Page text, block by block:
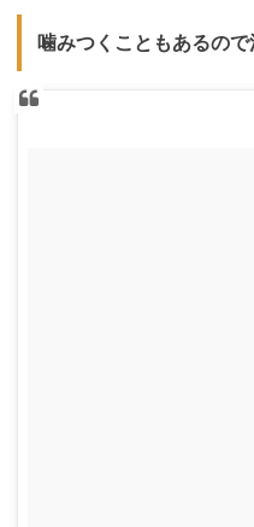
噛みつくこともあるので